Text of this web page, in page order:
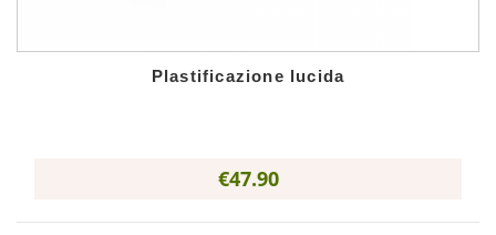
Plastificazione lucida
€47.90